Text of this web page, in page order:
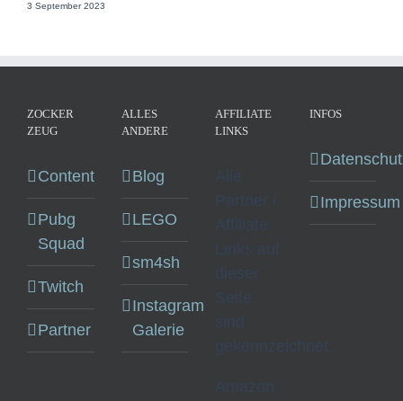
3 September 2023
ZOCKER
ZEUG
Content
Pubg
Squad
Twitch
Partner
ALLES
ANDERE
Blog
LEGO
sm4sh
Instagram
Galerie
AFFILIATE
LINKS
Alle
Partner /
Affiliate
Links auf
dieser
Seite
sind
gekennzeichnet.
Amazon
INFOS
Impressum